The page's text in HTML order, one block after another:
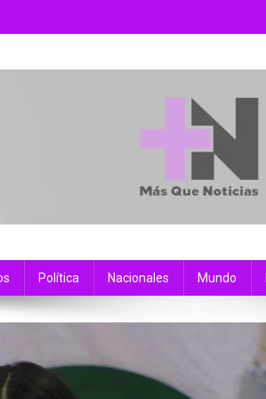
Política Nacionales Mundo